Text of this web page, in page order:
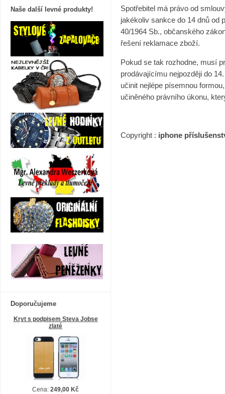
Spotřebitel má právo od
jakékoliv sankce do 14 dnů od
40/1964 Sb., občanského
řešení reklamace zboží.
Pokud se tak rozhodne, musí
prodávajícímu nejpozději do
učinit nejlépe písemnou
učiněného právního úkonu,
Copyright : iphone
Naše další levné produkty!
Doporučujeme
Kryt s podpisem Steva Jobse
zlaté
Cena: 249,00 Kč